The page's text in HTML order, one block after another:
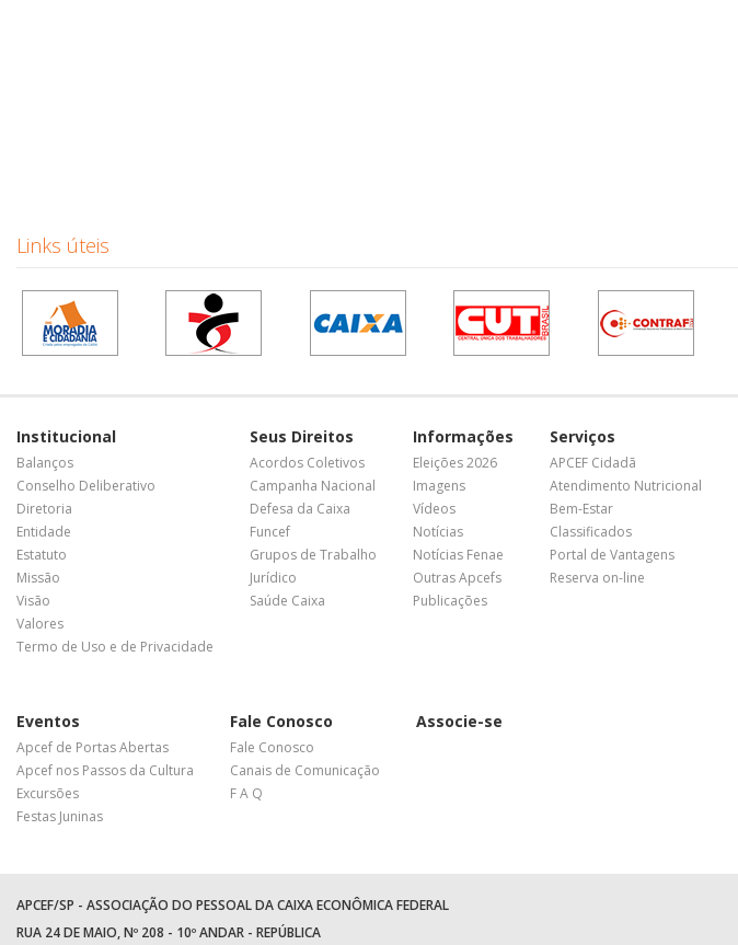
Links úteis
Institucional
Balanços
Conselho Deliberativo
Diretoria
Entidade
Estatuto
Missão
Visão
Valores
Termo de Uso e de Privacidade
Seus Direitos
Acordos Coletivos
Campanha Nacional
Defesa da Caixa
Funcef
Grupos de Trabalho
Jurídico
Saúde Caixa
Informações
Eleições 2026
Imagens
Vídeos
Notícias
Notícias Fenae
Outras Apcefs
Publicações
Serviços
APCEF Cidadã
Atendimento Nutricional
Bem-Estar
Classificados
Portal de Vantagens
Reserva on-line
Eventos
Apcef de Portas Abertas
Apcef nos Passos da Cultura
Excursões
Festas Juninas
Fale Conosco
Fale Conosco
Canais de Comunicação
F A Q
Associe-se
APCEF/SP - ASSOCIAÇÃO DO PESSOAL DA CAIXA ECONÔMICA FEDERAL
RUA 24 DE MAIO, Nº 208 - 10º ANDAR - REPÚBLICA